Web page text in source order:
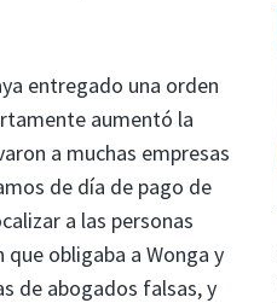
entregado una orden
aumentó la
a muchas empresas
de día de pago de
a las personas
obligaba a Wonga y
de abogados falsas, y